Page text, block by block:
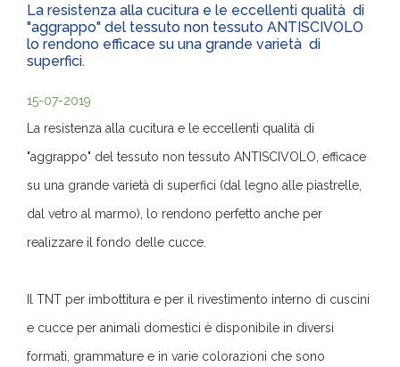
La resistenza alla cucitura e le eccellenti qualità di
"aggrappo" del tessuto non tessuto ANTISCIVOLO
lo rendono efficace su una grande varietà di
superfici.
15-07-2019
La resistenza alla cucitura e le eccellenti qualità di
"aggrappo" del tessuto non tessuto ANTISCIVOLO, efficace
su una grande varietà di superfici (dal legno alle piastrelle,
dal vetro al marmo), lo rendono perfetto anche per
realizzare il fondo delle cucce.
Il TNT per imbottitura e per il rivestimento interno di cuscini
e cucce per animali domestici è disponibile in diversi
formati, grammature e in varie colorazioni che sono